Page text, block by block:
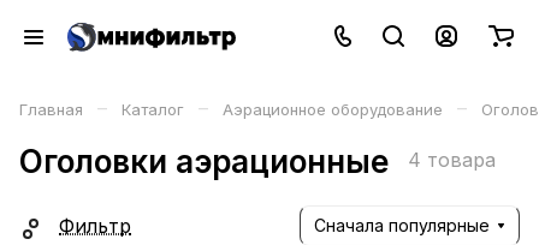
Главная – Каталог – Аэрационное оборудование –
Оголовки аэрационные 4 товара
Фильтр Сначала популярные